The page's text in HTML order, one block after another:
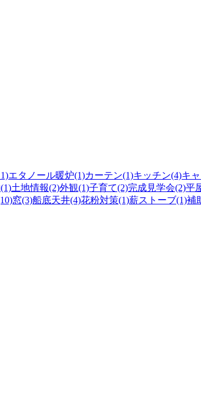
エタノール暖炉(1)カーテン(1)キッチン(4)キ
土地情報(2)外観(1)子育て(2)完成見学会(2)平
窓(3)船底天井(4)花粉対策(1)薪ストーブ(1)補